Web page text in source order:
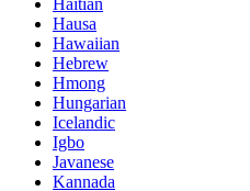
Haitian
Hausa
Hawaiian
Hebrew
Hmong
Hungarian
Icelandic
Igbo
Javanese
Kannada